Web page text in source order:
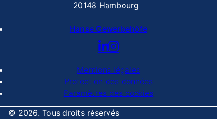
20148 Hambourg
Hanse Gewerbehöfe
Mentions légales
Protection des données
Paramètres des cookies
© 2026. Tous droits réservés